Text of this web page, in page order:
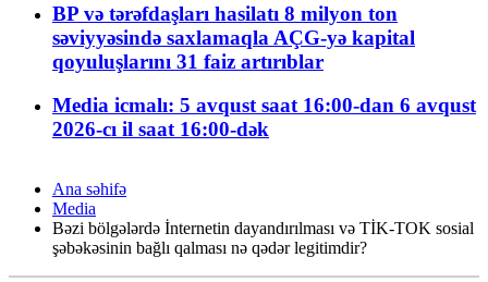
BP və tərəfdaşları hasilatı 8 milyon ton
səviyyəsində saxlamaqla AÇG-yə kapital
qoyuluşlarını 31 faiz artırıblar
Media icmalı: 5 avqust saat 16:00-dan 6 avqust
2026-cı il saat 16:00-dək
Ana səhifə
Media
Bəzi bölgələrdə İnternetin dayandırılması və TİK-TOK sosial
şəbəkəsinin bağlı qalması nə qədər legitimdir?